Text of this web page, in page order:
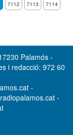
7112 7113
7114
Palamós -
i redacció: 972 60
-
-